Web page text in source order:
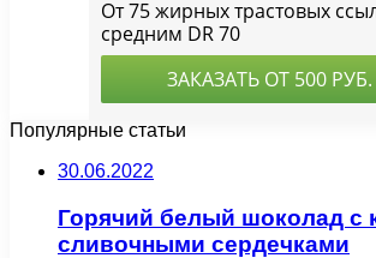
Популярные статьи
30.06.2022
Горячий белый шоколад с
сливочными сердечками